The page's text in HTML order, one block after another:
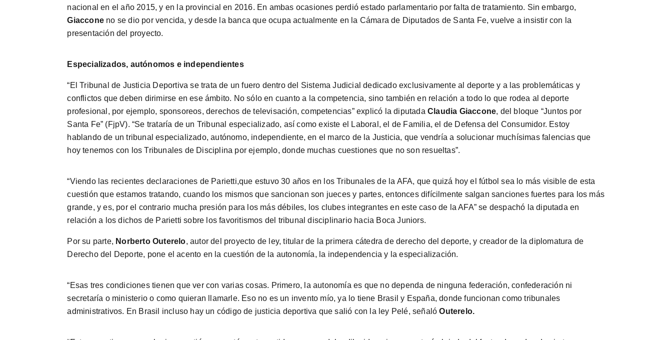
nacional en el año 2015, y en la provincial en 2016. En ambas ocasiones perdió estado parlamentario por falta de tratamiento. Sin embargo,
Giaccone no se dio por vencida, y desde la banca que ocupa actualmente en la Cámara de Diputados de Santa Fe, vuelve a insistir con la
presentación del proyecto.
Especializados, autónomos e independientes
“El Tribunal de Justicia Deportiva se trata de un fuero dentro del Sistema Judicial dedicado exclusivamente al deporte y a las problemáticas y
conflictos que deben dirimirse en ese ámbito. No sólo en cuanto a la competencia, sino también en relación a todo lo que rodea al deporte
profesional, por ejemplo, sponsoreos, derechos de televisación, competencias” explicó la diputadaClaudia Giaccone, del bloque “Juntos por
Santa Fe” (FjpV). “Se trataría de un Tribunal especializado, así como existe el Laboral, el de Familia, el de Defensa del Consumidor. Estoy
hablando de un tribunal especializado, autónomo, independiente, en el marco de la Justicia, que vendría a solucionar muchísimas falencias que
hoy tenemos con los Tribunales de Disciplina por ejemplo, donde muchas cuestiones que no son resueltas”.
“Viendo las recientes declaraciones de Parietti,que estuvo 30 años en los Tribunales de la AFA, que quizá hoy el fútbol sea lo más visible de esta
cuestión que estamos tratando, cuando los mismos que sancionan son jueces y partes, entonces difícilmente salgan sanciones fuertes para los más
grande, y es, por el contrario mucha presión para los más débiles, los clubes integrantes en este caso de la AFA” se despachó la diputada en
relación a los dichos de Parietti sobre los favoritismos del tribunal disciplinario hacia Boca Juniors.
Por su parte, Norberto Outerelo, autor del proyecto de ley, titular de la primera cátedra de derecho del deporte, y creador de la diplomatura de
Derecho del Deporte, pone el acento en la cuestión de la autonomía, la independencia y la especialización.
“Esas tres condiciones tienen que ver con varias cosas. Primero, la autonomía es que no dependa de ninguna federación, confederación ni
secretaría o ministerio o como quieran llamarle. Eso no es un invento mío, ya lo tiene Brasil y España, donde funcionan como tribunales
administrativos. En Brasil incluso hay un código de justicia deportiva que salió con la ley Pelé, señalóOuterelo.